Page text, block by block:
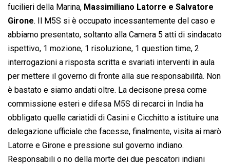
o
k
p
p
I
n
s
n
k
fucilieri della Marina, Massimiliano Latorre e Salvatore
Girone. Il M5S si è occupato incessantemente del caso e
abbiamo presentato, soltanto alla Camera 5 atti di sindacato
ispettivo, 1 mozione, 1 risoluzione, 1 question time, 2
interrogazioni a risposta scritta e svariati interventi in aula
per mettere il governo di fronte alla sue responsabilità. Non
è bastato e siamo andati oltre. La decisone presa come
commissione esteri e difesa M5S di recarci in India ha
obbligato quelle cariatidi di Casini e Cicchitto a istituire una
delegazione ufficiale che facesse, finalmente, visita ai marò
Latorre e Girone e pressione sul governo indiano.
Responsabili o no della morte dei due pescatori indiani